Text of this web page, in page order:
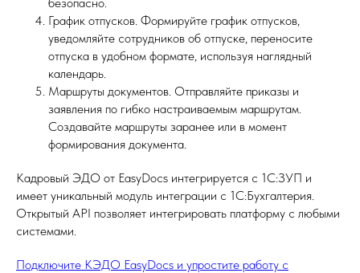
График отпусков. Формируйте график отпусков,
уведомляйте сотрудников об отпуске, переносите
отпуска в удобном формате, используя наглядный
календарь.
Маршруты документов. Отправляйте приказы и
заявления по гибко настраиваемым маршрутам.
Создавайте маршруты заранее или в момент
формирования документа.
Кадровый ЭДО от EasyDocs интегрируется с 1С:ЗУП и
имеет уникальный модуль интеграции с 1С:Бухгалтерия.
Открытый API позволяет интегрировать платформу с любыми
системами.
Подключите КЭДО EasyDocs и упростите работу с